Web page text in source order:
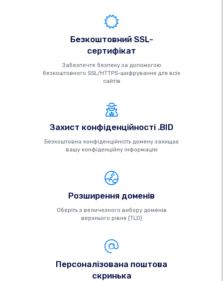
Безкоштовний SSL-
сертифікат
Забезпечте безпеку за допомогою
безкоштовного SSL/HTTPS-шифрування для всіх
сайтів
Захист конфіденційності .BID
Безкоштовна конфіденційність домену захищає
вашу конфіденційну інформацію
Розширення доменів
Оберіть з величезного вибору доменів
верхнього рівня (TLD)
Персоналізована поштова
скринька